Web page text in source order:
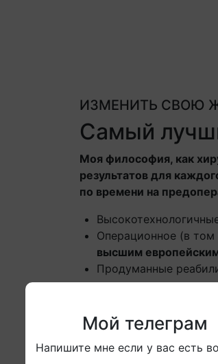
ИЗМЕНИТЬ СВОЮ
Самый
Моя философия, как
результатов для
по времени на
Операционное (в том
высшим
Продуманные
послеоперационное
Мой телеграм
Напишите мне если у вас есть